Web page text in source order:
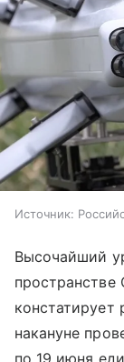
Источник:
Высочайший
пространстве
констатирует
накануне